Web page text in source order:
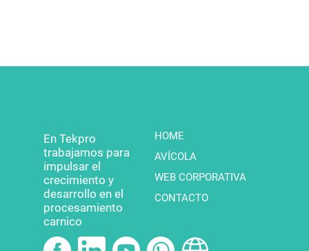
En Tekpro
trabajamos para
impulsar el
crecimiento y
desarrollo en el
procesamiento
carnico
HOME
AVÍCOLA
WEB CORPORATIVA
CONTACTO
tratamiento de datos